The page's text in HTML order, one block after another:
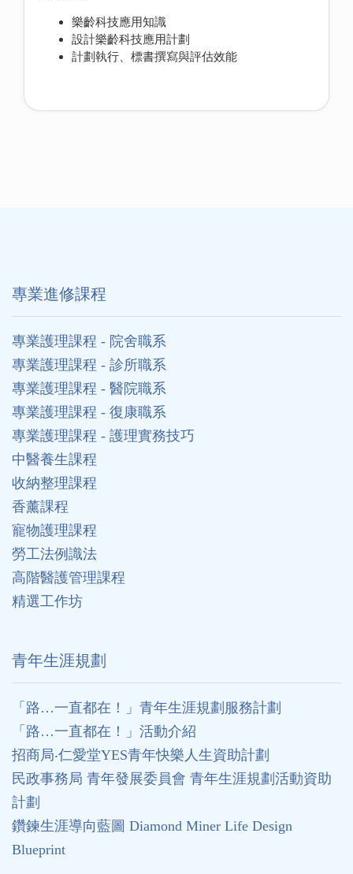
樂齡科技應用知識
設計樂齡科技應用計劃
計劃執行、標書撰寫與評估效能
專業進修課程
專業護理課程 - 院舍職系
專業護理課程 - 診所職系
專業護理課程 - 醫院職系
專業護理課程 - 復康職系
專業護理課程 - 護理實務技巧
中醫養生課程
收納整理課程
香薰課程
寵物護理課程
勞工法例識法
高階醫護管理課程
精選工作坊
⻘年生涯規劃
「路…一直都在！」青年生涯規劃服務計劃
「路…一直都在！」活動介紹
招商局‧仁愛堂YES青年快樂人生資助計劃
民政事務局 青年發展委員會 青年生涯規劃活動資助
計劃
鑽鍊生涯導向藍圖 Diamond Miner Life Design
Blueprint